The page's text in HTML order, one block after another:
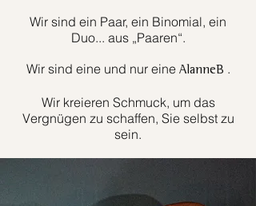
Wir sind ein Paar, ein Binomial, ein
Duo... aus „Paaren“.
Wir sind eine und nur eine AlanneB .
Wir kreieren Schmuck, um das
Vergnügen zu schaffen, Sie selbst zu
sein.